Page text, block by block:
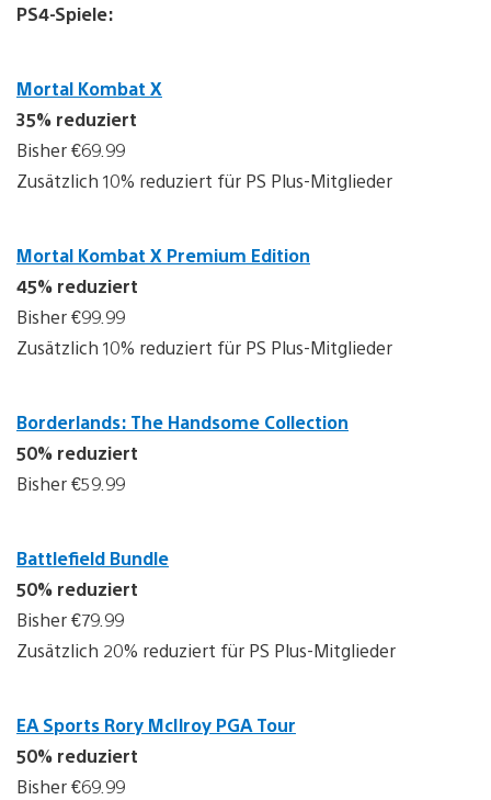
PS4-Spiele:
Mortal Kombat X
35% reduziert
Bisher €69.99
Zusätzlich 10% reduziert für PS Plus-Mitglieder
Mortal Kombat X Premium Edition
45% reduziert
Bisher €99.99
Zusätzlich 10% reduziert für PS Plus-Mitglieder
Borderlands: The Handsome Collection
50% reduziert
Bisher €59.99
Battlefield Bundle
50% reduziert
Bisher €79.99
Zusätzlich 20% reduziert für PS Plus-Mitglieder
EA Sports Rory McIlroy PGA Tour
50% reduziert
Bisher €69.99